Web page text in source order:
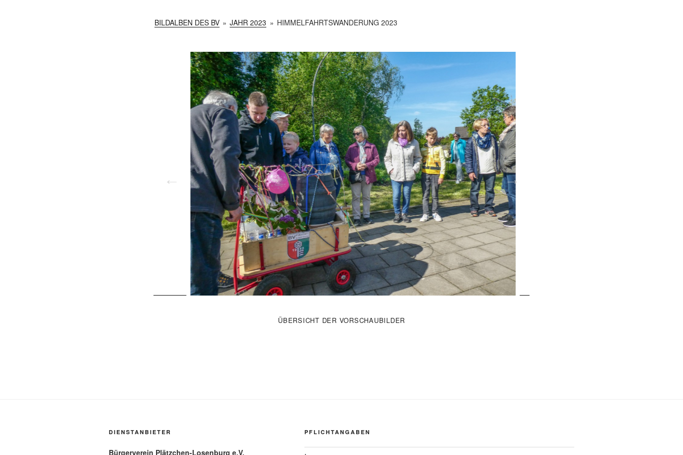
BILDALBEN DES BV » JAHR 2023 » HIMMELFAHRTSWANDERUNG 2023
ÜBERSICHT DER VORSCHAUBILDER
DIENSTANBIETER
Bürgerverein Plätzchen-Losenburg e.V.
PFLICHTANGABEN